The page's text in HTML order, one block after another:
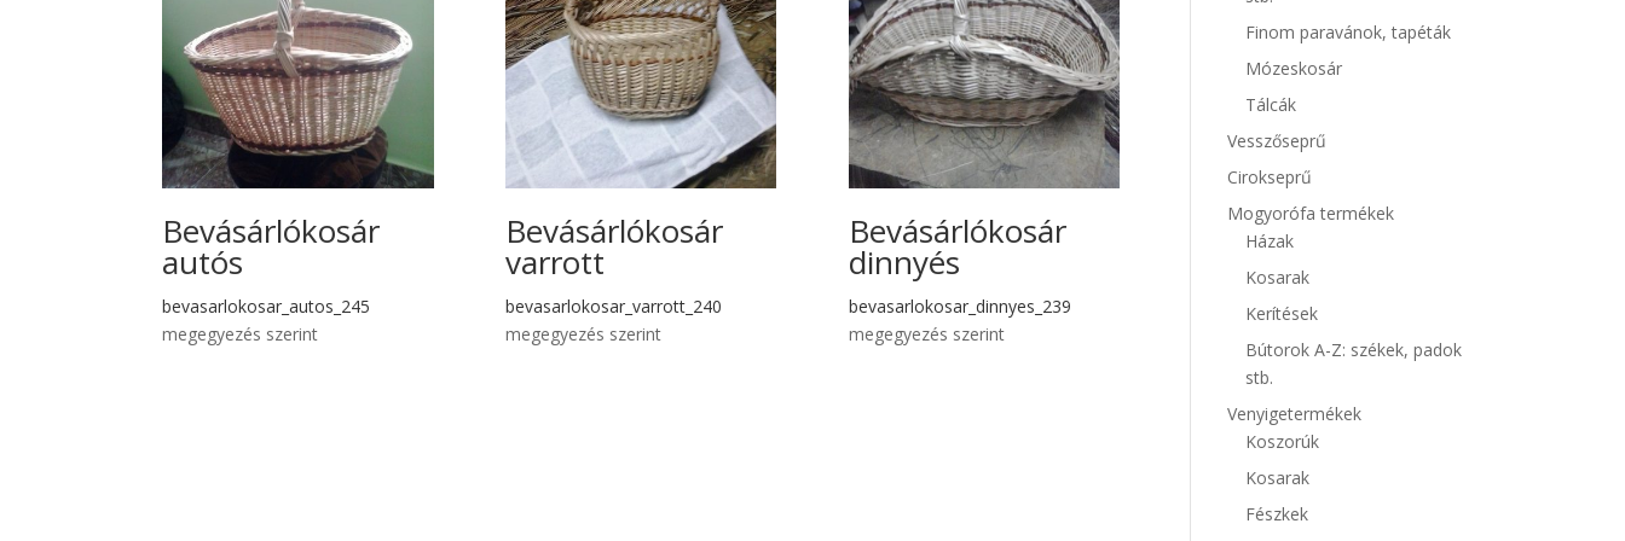
Bevásárlókosár
autós
bevasarlokosar_autos_245
megegyezés szerint
Bevásárlókosár
varrott
bevasarlokosar_varrott_240
megegyezés szerint
Bevásárlókosár
dinnyés
bevasarlokosar_dinnyes_239
megegyezés szerint
Finom paravánok, tapéták
Mózeskosár
Tálcák
Vesszőseprű
Cirokseprű
Mogyorófa termékek
Házak
Kosarak
Kerítések
Bútorok A-Z: székek, padok
stb.
Venyigetermékek
Koszorúk
Kosarak
Fészkek